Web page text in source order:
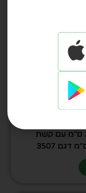
גלובוס ענתיק מהודר קוטר 20 ס”מ עם קשת